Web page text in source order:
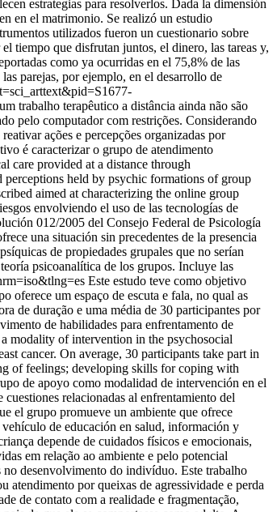
estrategias para resolverlos. Dada la dimensión
en el matrimonio. Se realizó un estudio
utilizados fueron un cuestionario sobre
tiempo que disfrutan juntos, el dinero, las tareas y,
como ya ocurridas en el 75,8% de las
parejas, por ejemplo, en el desarrollo de
trabalho terapêutico a distância ainda não são
pelo computador com restrições. Considerando
ações e percepções organizadas por
é caracterizar o grupo de atendimento
care provided at a distance through
perceptions held by psychic formations of group
aimed at characterizing the online group
envolviendo el uso de las tecnologías de
012/2005 del Consejo Federal de Psicología
una situación sin precedentes de la presencia
de propiedades grupales que no serían
psicoanalítica de los grupos. Incluye las
Este estudo teve como objetivo
oferece um espaço de escuta e fala, no qual as
de duração e uma média de 30 participantes por
de habilidades para enfrentamento de
modality of intervention in the psychosocial
cancer. On average, 30 participants take part in
of feelings; developing skills for coping with
de apoyo como modalidad de intervención en el
relacionadas al enfrentamiento del
el grupo promueve un ambiente que ofrece
de educación en salud, información y
depende de cuidados físicos e emocionais,
em relação ao ambiente e pelo potencial
no desenvolvimento do indivíduo. Este trabalho
atendimento por queixas de agressividade e perda
de contato com a realidade e fragmentação,